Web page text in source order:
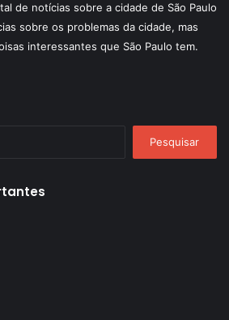
de notícias sobre a cidade de São Paulo
sobre os problemas da cidade, mas
interessantes que São Paulo tem.